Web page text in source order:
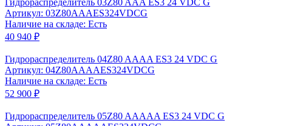
Гидрораспределитель 03Z80 AAA ES3 24 VDC G
Артикул: 03Z80AAAES324VDCG
Наличие на складе: Есть
40 940 ₽
Гидрораспределитель 04Z80 AAAA ES3 24 VDC G
Артикул: 04Z80AAAAES324VDCG
Наличие на складе: Есть
52 900 ₽
Гидрораспределитель 05Z80 AAAAA ES3 24 VDC G